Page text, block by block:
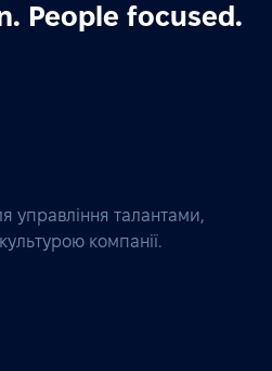
People focused.
управління талантами,
компанії.